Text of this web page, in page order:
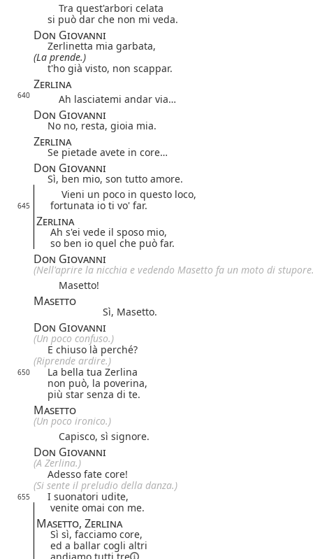
Tra quest'arbori celata
si può dar che non mi veda.
Don Giovanni
Zerlinetta mia garbata,
(La prende.)
t'ho già visto, non scappar.
Zerlina
640 Ah lasciatemi andar via…
Don Giovanni
No no, resta, gioia mia.
Zerlina
Se pietade avete in core…
Don Giovanni
Sì, ben mio, son tutto amore.
Vieni un poco in questo loco,
645 fortunata io ti vo' far.
Zerlina
Ah s'ei vede il sposo mio,
so ben io quel che può far.
Don Giovanni
(Nell'aprire la nicchia e vedendo Masetto fa un moto di
Masetto!
Masetto
Sì, Masetto.
Don Giovanni
(Un poco confuso.)
E chiuso là perché?
(Riprende ardire.)
650
La bella tua Zerlina
non può, la poverina,
più star senza di te.
Masetto
(Un poco ironico.)
Capisco, sì signore.
Don Giovanni
(A Zerlina.)
Adesso fate core!
(Si sente il preludio della danza.)
655
I suonatori udite,
venite omai con me.
Masetto, Zerlina
Sì sì, facciamo core,
ed a ballar cogli altri
andiamo tutti tre